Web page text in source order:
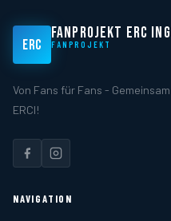
ERC
FANPROJEKT ERC
FANPROJEKT
Von Fans für Fans -
ERCI!
NAVIGATION